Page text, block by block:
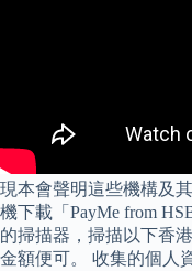
現本會聲明這些機構及
機下載「PayMe from
的掃描器，掃描以下香
金額便可。 收集的個人